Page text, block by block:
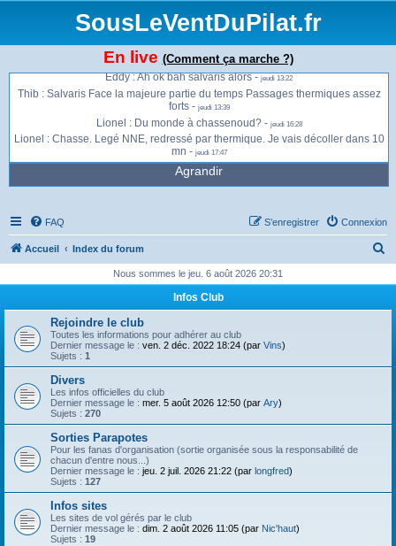
SousLeVentDuPilat.fr
En live (Comment ça marche ?)
Jonathan : Ça envoie du bois à présent à la Jasserie -
Jonathan : Gros thermiques et vent qui se renforce -jeudi 13:13
Jonathan : Je vais peut être migrer sur Salvaris -
Eddy : Ah ok bah salvaris alors -jeudi 13:22
Thib : Salvaris Face la majeure partie du temps Passages thermiques assez
forts - jeudi 13:39
Lionel : Du monde à chassenoud? - jeudi 16:28
Lionel : Chasse. Legé NNE, redressé par thermique. Je vais décoller dans 10
mn - jeudi 17:47
Agrandir
FAQ Connexion
S’enregistrer
Accueil Index du forum
h
Nous sommes le jeu. 6 août 2026 20:31
Infos Club
Rejoindre le club
Toutes les informations pour adhérer au club
Dernier message le : ven. 2 déc. 2022 18:24 (par Vins)
Sujets : 1
Divers
Les infos officielles du club
Dernier message le : mer. 5 août 2026 12:50 (par Ary)
Sujets : 270
Sorties Parapotes
Pour les fanas d'organisation (sortie organisée sous la responsabilité de
chacun d'entre nous...)
Dernier message le : jeu. 2 juil. 2026 21:22 (par longfred)
Sujets : 127
Infos sites
Les sites de vol gérés par le club
Dernier message le : dim. 2 août 2026 11:05 (par Nic'haut)
Sujets : 19